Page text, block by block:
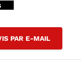
PAR E-MAIL